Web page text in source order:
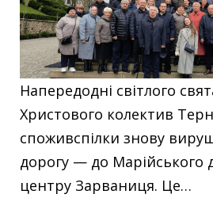
Напередодні світлого
Христового колектив
споживспілки знову
дорогу — до Марійського
центру Зарваниця. Це…